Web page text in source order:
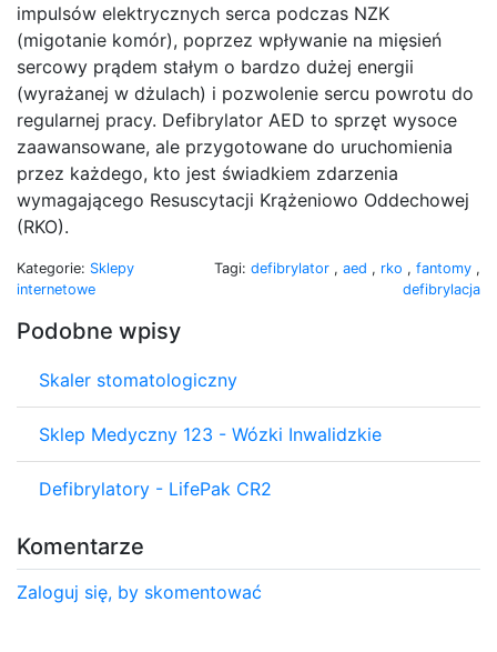
impulsów elektrycznych serca podczas NZK
(migotanie komór), poprzez wpływanie na mięsień
sercowy prądem stałym o bardzo dużej energii
(wyrażanej w dżulach) i pozwolenie sercu powrotu do
regularnej pracy. Defibrylator AED to sprzęt wysoce
zaawansowane, ale przygotowane do uruchomienia
przez każdego, kto jest świadkiem zdarzenia
wymagającego Resuscytacji Krążeniowo Oddechowej
(RKO).
Kategorie: Sklepy
internetowe
Tagi: defibrylator , aed , rko , fantomy ,
defibrylacja
Podobne wpisy
Skaler stomatologiczny
Sklep Medyczny 123 - Wózki Inwalidzkie
Defibrylatory - LifePak CR2
Komentarze
Zaloguj się, by skomentować